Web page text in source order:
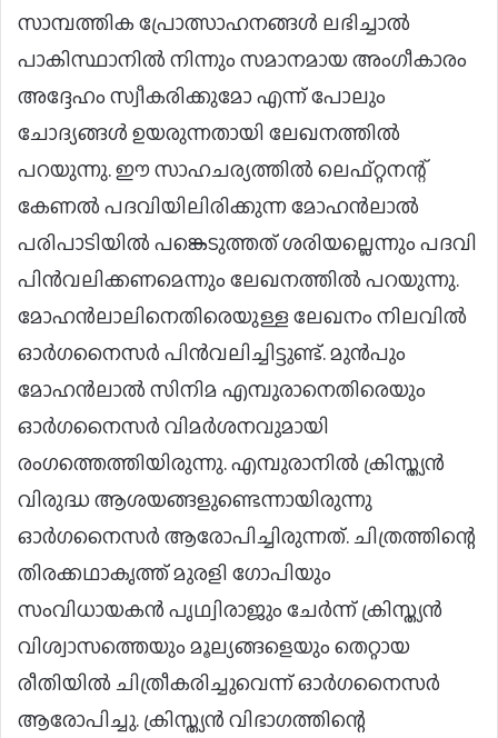
സാമ്പത്തിക പ്രോത്സാഹനങ്ങള്‍ ലഭിച്ചാല്‍
പാകിസ്ഥാനില്‍ നിന്നും സമാനമായ അംഗീകാരം
അദ്ദേഹം സ്വീകരിക്കുമോ എന്ന് പോലും
ചോദ്യങ്ങള്‍ ഉയരുന്നതായി ലേഖനത്തിൽ
പറയുന്നു. ഈ സാഹചര്യത്തിൽ ലെഫ്റ്റനന്റ്
കേണൽ പദവിയിലിരിക്കുന്ന മോഹൻലാൽ
പരിപാടിയിൽ പങ്കെടുത്തത് ശരിയല്ലെന്നും പദവി
പിൻവലിക്കണമെന്നും ലേഖനത്തിൽ പറയുന്നു.
മോഹൻലാലിനെതിരെയുള്ള ലേഖനം നിലവിൽ
ഓ‍ർ​ഗനൈസർ പിൻവലിച്ചിട്ടുണ്ട്. മുൻപും
മോഹൻലാൽ സിനിമ എമ്പുരാനെതിരെയും
ഓർഗനൈസർ വിമർശനവുമായി
രംഗത്തെത്തിയിരുന്നു. എമ്പുരാനില്‍ ക്രിസ്ത്യന്‍
വിരുദ്ധ ആശയങ്ങളുണ്ടെന്നായിരുന്നു
ഓർഗനൈസർ ആരോപിച്ചിരുന്നത്. ചിത്രത്തിന്റെ
തിരക്കഥാകൃത്ത് മുരളി ഗോപിയും
സംവിധായകന്‍ പൃഥ്വിരാജും ചേര്‍ന്ന് ക്രിസ്ത്യന്‍
വിശ്വാസത്തെയും മൂല്യങ്ങളെയും തെറ്റായ
രീതിയില്‍ ചിത്രീകരിച്ചുവെന്ന് ഓര്‍ഗനൈസര്‍
ആരോപിച്ചു. ക്രിസ്ത്യന്‍ വിഭാഗത്തിന്റെ